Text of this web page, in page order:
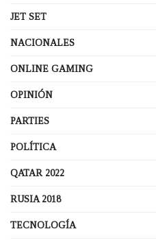
JET SET
NACIONALES
ONLINE GAMING
OPINIÓN
PARTIES
POLÍTICA
QATAR 2022
RUSIA 2018
TECNOLOGÍA